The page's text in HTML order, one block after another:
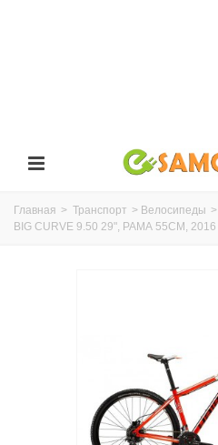
Главная > Транспорт > Велосипеды >
BIG CURVE 9.50 29", РАМА 55СМ, 2016